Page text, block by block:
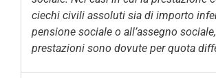
ciechi civili assoluti sia di importo
pensione sociale o all’assegno
prestazioni sono dovute per quota